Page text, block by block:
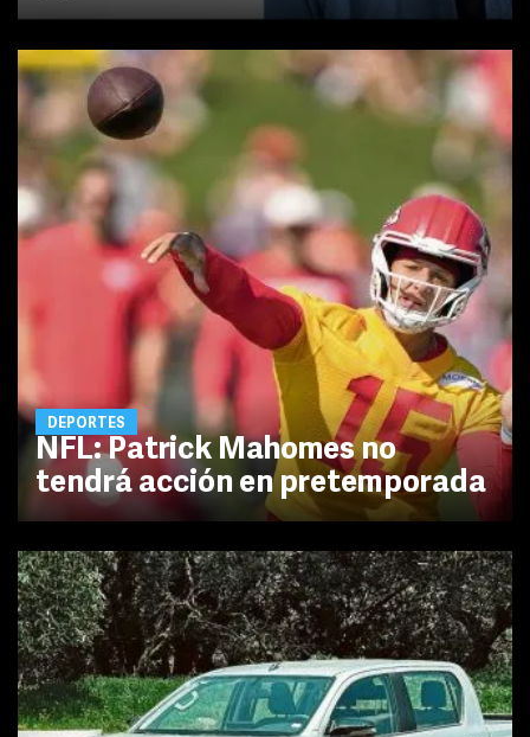
DEPORTES
NFL: Patrick Mahomes no
tendrá acción en pretemporada